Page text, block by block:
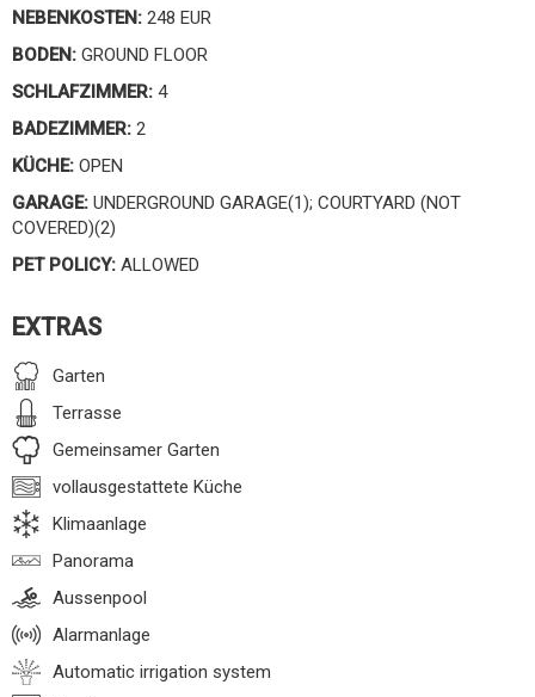
NEBENKOSTEN: 248 EUR
BODEN: GROUND FLOOR
SCHLAFZIMMER: 4
BADEZIMMER: 2
KÜCHE: OPEN
GARAGE: UNDERGROUND GARAGE(1); COURTYARD (NOT
COVERED)(2)
PET POLICY: ALLOWED
EXTRAS
Garten
Terrasse
Gemeinsamer Garten
vollausgestattete Küche
Klimaanlage
Panorama
Aussenpool
Alarmanlage
Automatic irrigation system